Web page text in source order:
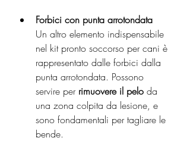
Forbici con punta arrotondata
Un altro elemento indispensabile
nel kit pronto soccorso per cani è
rappresentato dalle forbici dalla
punta arrotondata. Possono
servire per rimuovere il pelo da
una zona colpita da lesione, e
sono fondamentali per tagliare le
bende.